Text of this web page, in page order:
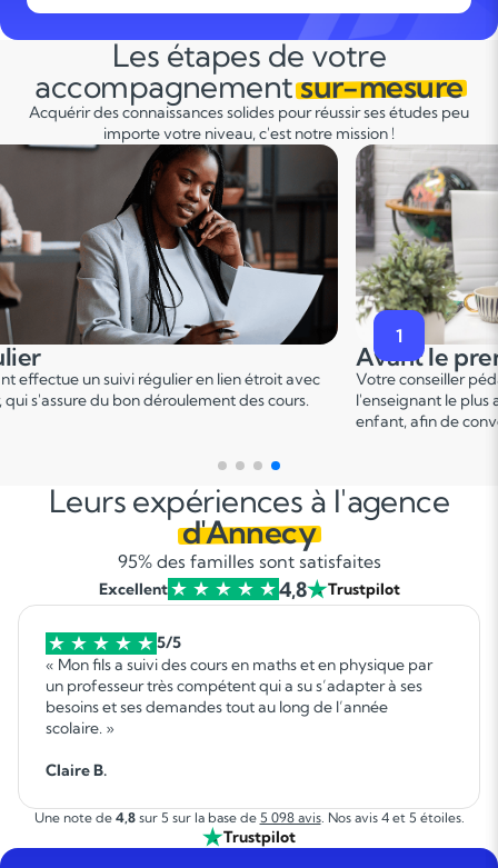
Les étapes de votre
accompagnementsur-mesure
Acquérir des connaissances solides pour réussir ses études peu
importe votre niveau, c'est notre mission !
cours
pédagogique vous met en relation avec
adapté en fonction du profil de votre
2
Pendant le
Ce 1er cours permet
points forts et de
sur le programme.
Leurs expériences à l'agence
d'Annecy
95% des familles sont satisfaites
Excellent 4,8 Trustpilot
5/5
« Mon fils a suivi des cours en maths et en physique par
un professeur très compétent qui a su s’adapter à ses
besoins et ses demandes tout au long de l’année
scolaire. »
Claire B.
Une note de 4,8sur 5 sur la base de 5 098 avis. Nos avis 4 et 5 étoiles.
Trustpilot